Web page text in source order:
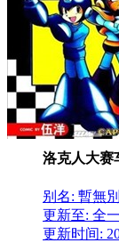
洛克人大赛
别名: 暫無
更新至: 全
更新时间: